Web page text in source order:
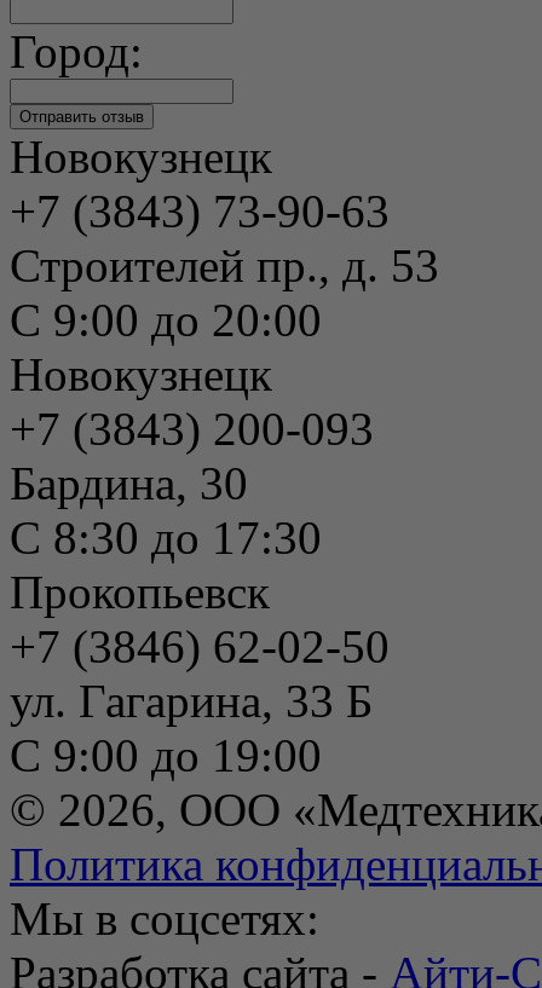
Город:
Новокузнецк
+7 (3843) 73-90-63
Строителей пр., д. 53
С 9:00 до 20:00
Новокузнецк
+7 (3843) 200-093
Бардина, 30
С 8:30 до 17:30
Прокопьевск
+7 (3846) 62-02-50
ул. Гагарина, 33 Б
С 9:00 до 19:00
© 2026, ООО
Политика
Мы в соцсетях:
Разработка сайта - Айти-